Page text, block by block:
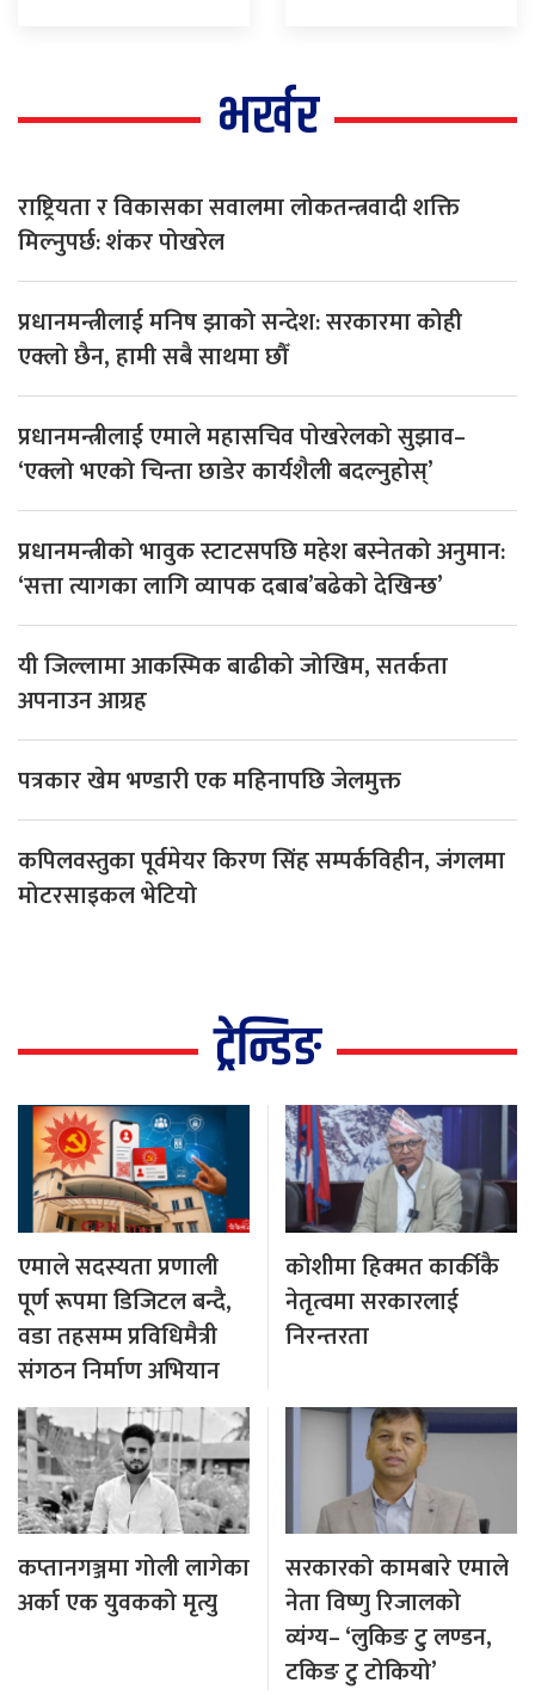
भर्खर
राष्ट्रियता र विकासका सवालमा लोकतन्त्रवादी शक्ति
मिल्नुपर्छ: शंकर पोखरेल
प्रधानमन्त्रीलाई मनिष झाको सन्देश: सरकारमा कोही
एक्लो छैन, हामी सबै साथमा छौँ
प्रधानमन्त्रीलाई एमाले महासचिव पोखरेलको सुझाव–
‘एक्लो भएको चिन्ता छाडेर कार्यशैली बदल्नुहोस्’
प्रधानमन्त्रीको भावुक स्टाटसपछि महेश बस्नेतको अनुमान:
‘सत्ता त्यागका लागि व्यापक दबाब’बढेको देखिन्छ’
यी जिल्लामा आकस्मिक बाढीको जोखिम, सतर्कता
अपनाउन आग्रह
पत्रकार खेम भण्डारी एक महिनापछि जेलमुक्त
कपिलवस्तुका पूर्वमेयर किरण सिंह सम्पर्कविहीन, जंगलमा
मोटरसाइकल भेटियो
ट्रेन्डिङ
एमाले सदस्यता प्रणाली
पूर्ण रूपमा डिजिटल बन्दै,
वडा तहसम्म प्रविधिमैत्री
संगठन निर्माण अभियान
कोशीमा हिक्मत कार्कीकै
नेतृत्वमा सरकारलाई
निरन्तरता
कप्तानगञ्जमा गोली लागेका
अर्का एक युवकको मृत्यु
सरकारको कामबारे एमाले
नेता विष्णु रिजालको
व्यंग्य– ‘लुकिङ टु लण्डन,
टकिङ टु टोकियो’